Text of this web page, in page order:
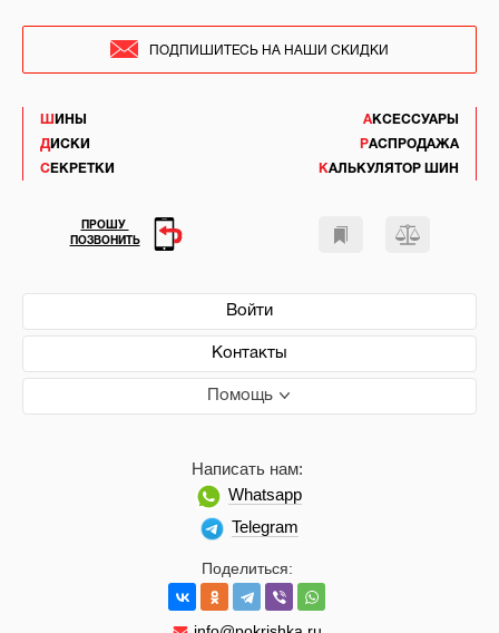
ШИНЫ
ДИСКИ
СЕКРЕТКИ
АКСЕССУАРЫ
РАСПРОДАЖА
КАЛЬКУЛЯТОР ШИН
Войти
Контакты
Помощь
Поделиться:
Написать нам:
Whatsapp
Telegram
ПОДПИШИТЕСЬ НА НАШИ СКИДКИ
ПРОШУ
ПОЗВОНИТЬ